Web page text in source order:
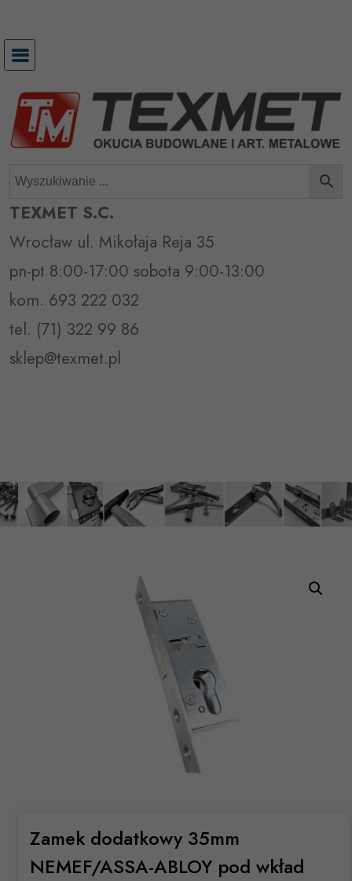
treści
TEXMET S.C.
Wrocław ul. Mikołaja Reja 35
pn-pt 8:00-17:00 sobota 9:00-13:00
kom. 693 222 032
tel. (71) 322 99 86
sklep@texmet.pl
Zamek dodatkowy 35mm
NEMEF/ASSA-ABLOY pod wkład